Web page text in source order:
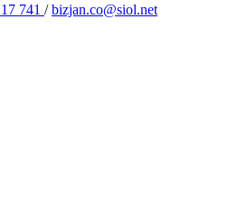
741 /bizjan.co@siol.net